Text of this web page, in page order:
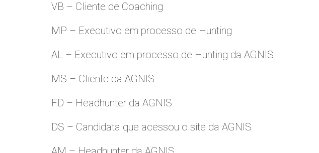
VB – Cliente de Coaching
MP – Executivo em processo de Hunting
AL – Executivo em processo de Hunting da AGNIS
MS – Cliente da AGNIS
FD – Headhunter da AGNIS
DS – Candidata que acessou o site da AGNIS